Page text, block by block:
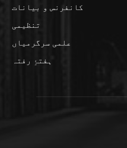
کانفرنس و بیانات
تنظیمی
علمی سرگرمیاں
ہفتۂِ رفتہ